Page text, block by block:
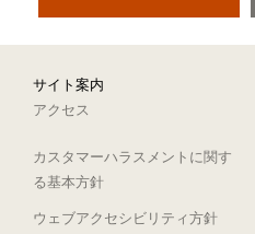
サイト案内
アクセス
カスタマーハラスメントに関す
る基本方針
ウェブアクセシビリティ方針